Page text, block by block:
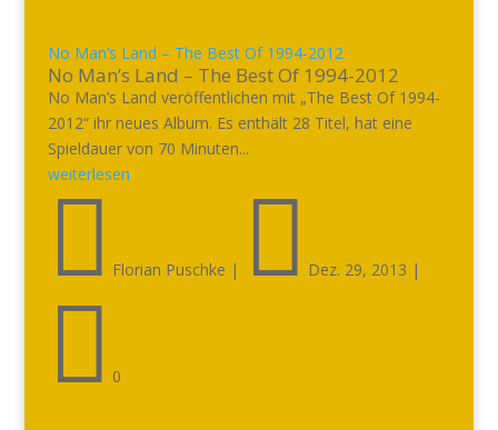
No Man’s Land – The Best Of 1994-2012
No Man’s Land – The Best Of 1994-2012
No Man’s Land veröffentlichen mit „The Best Of 1994-
2012“ ihr neues Album. Es enthält 28 Titel, hat eine
Spieldauer von 70 Minuten...
weiterlesen
 Florian Puschke |  Dez. 29, 2013 |
 0